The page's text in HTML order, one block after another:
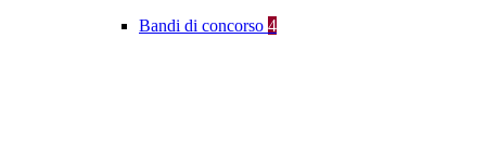
Bandi di concorso 4